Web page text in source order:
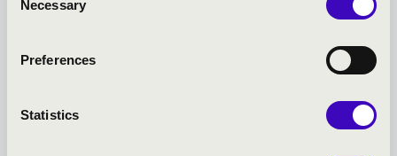
Selection
Necessary
Preferences
Statistics
KODÁLY BÉRLET -
KECSKEMÉT - TOVÁBBI